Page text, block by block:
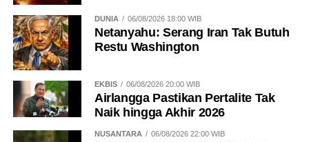
DUNIA 06/08/2026 18:00 WIB
Netanyahu: Serang Iran Tak Butuh
Restu Washington
EKBIS 06/08/2026 20:00 WIB
Airlangga Pastikan Pertalite Tak
Naik hingga Akhir 2026
NUSANTARA 06/08/2026 22:00 WIB